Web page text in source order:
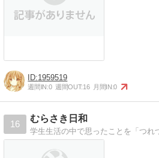
1959519
週間IN:0 週間OUT:16 月間IN:0
16
むらさき日和